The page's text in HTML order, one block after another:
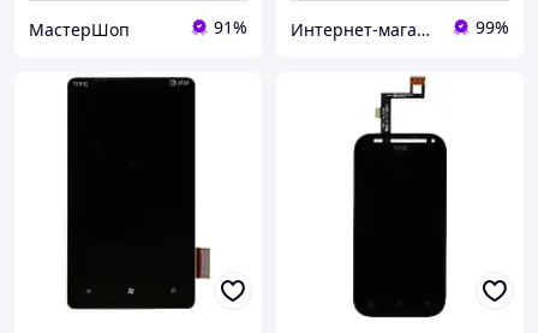
МастерШоп 91% Интернет-магазин "SmartPart" 99%